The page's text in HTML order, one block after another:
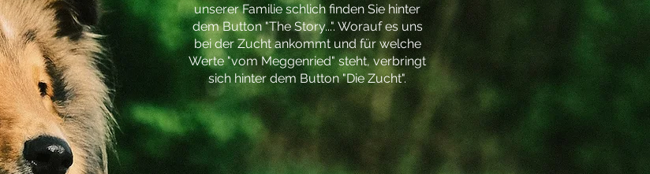
unserer Familie schlich finden Sie hinter
dem Button "The Story...". Worauf es uns
bei der Zucht ankommt und für welche
Werte "vom Meggenried" steht, verbringt
sich hinter dem Button "Die Zucht".